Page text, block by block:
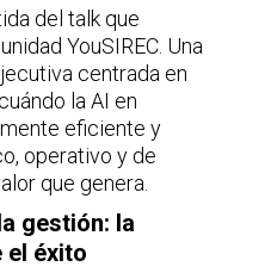
del talk que
YouSIREC. Una
centrada en
la AI en
eficiente y
operativo y de
que genera.
gestión: la
el éxito